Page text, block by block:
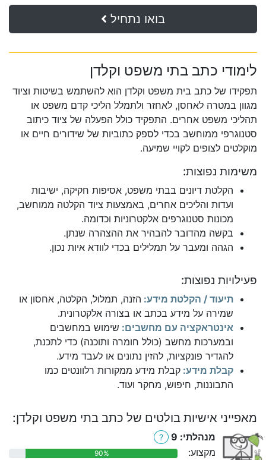
בואו נתחיל
לימודי כתב בתי משפט וקלדן
תפקידו של כתב בית משפט וקלדן הוא להשתמש בשיטות וציוד
מגוון במטרה לאחסן, לאחזר ולתמלל הליכי קדם משפט או
תהליכי משפט אחרים. התפקיד כולל הפעלה של ציוד כיתוב
סטנוגרפי ממוחשב בכדי לספק כתוביות של שידורים חיים או
מוקלטים לצופים לקויי שמיעה.
משימות נפוצות:
הקלטת דיונים בבתי משפט, אסיפות חקיקה, ישיבות
ועדות והליכים אחרים, באמצעות ציוד הקלטה ממוחשב,
מכונות סטנוגרפים אלקטרוניות וכדומה.
בקשה מהדובר להבהיר את ההצהרה שנתן.
הגהה ומעבר על תמלילים בכדי לוודא איות נכון.
פעילויות נפוצות:
תיעוד / הקלטת מידע: הזנה, תמלול, הקלטה, אחסון או
שמירה על מידע בכתב או בצורה אלקטרונית.
אינטראקציה עם מחשבים: שימוש במחשבים
ובמערכות מחשב (כולל חומרה ותוכנה) כדי לתכנת,
להגדיר פונקציות, להזין נתונים או לעבד מידע.
קבלת מידע: קבלת מידע ממקורות רלוונטים כמו
התבוננות, חיפוש, מחקר ועוד.
מאפייני אישיות בולטים של כתב בתי משפט וקלדן:
מנהלתי: 9 ?
מקצוע: 90%